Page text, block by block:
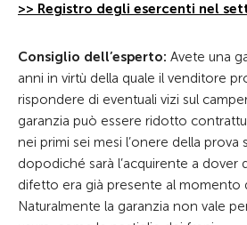
>> Registro degli esercenti nel
Consiglio dell’esperto: Avete una
anni in virtù della quale il venditore
rispondere di eventuali vizi sul
garanzia può essere ridotto
nei primi sei mesi l’onere della prova
dopodiché sarà l’acquirente a dover
difetto era già presente al momento
Naturalmente la garanzia non vale